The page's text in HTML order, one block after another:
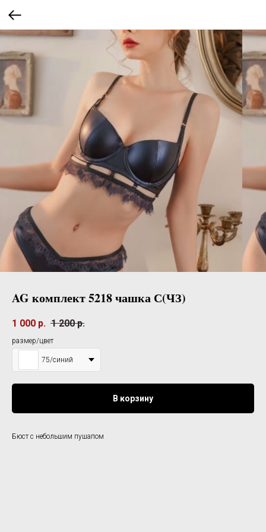
AG комплект 5218 чашка С(ЧЗ)
1 000 р. 1 200 р.
размер/цвет
75/синий
В корзину
Бюст с небольшим пушапом